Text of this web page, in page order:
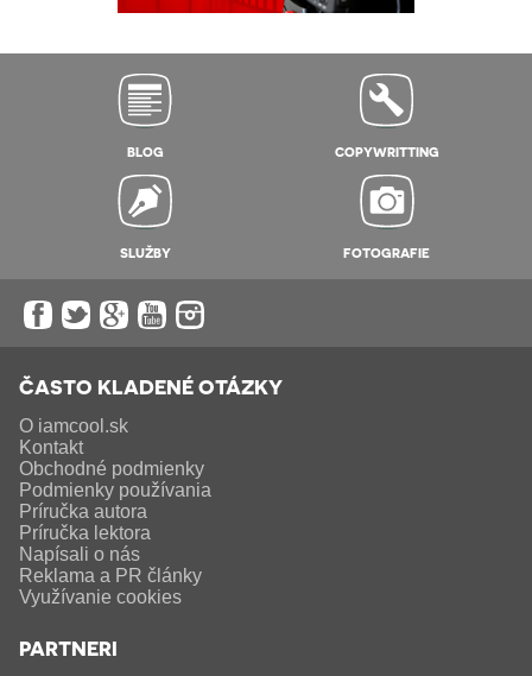
BLOG COPYWRITTING
SLUŽBY FOTOGRAFIE
ČASTO KLADENÉ OTÁZKY
O iamcool.sk
Kontakt
Obchodné podmienky
Podmienky používania
Príručka autora
Príručka lektora
Napísali o nás
Reklama a PR články
Využívanie cookies
PARTNERI